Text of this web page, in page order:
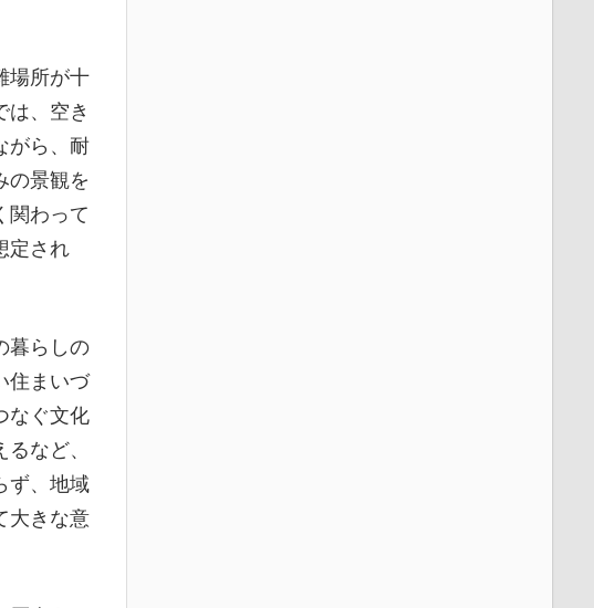
場所が十
は、空き
がら、耐
の景観を
関わって
定され
暮らしの
住まいづ
なぐ文化
など、
ず、地域
大きな意